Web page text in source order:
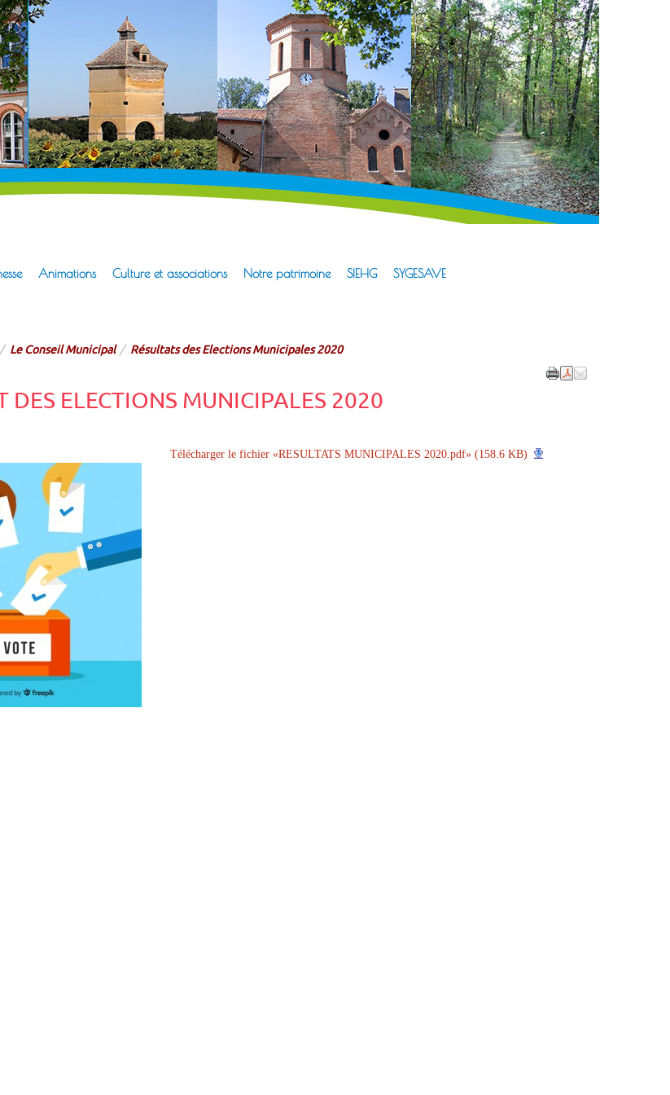
Pradère
Animations Culture et associations Notre patrimoine SIEHG SYGESAVE
Le Conseil Municipal Résultats des Elections Municipales 2020
DES ELECTIONS MUNICIPALES 2020
Télécharger le fichier «RESULTATS MUNICIPALES 2020.pdf» (158.6 KB)